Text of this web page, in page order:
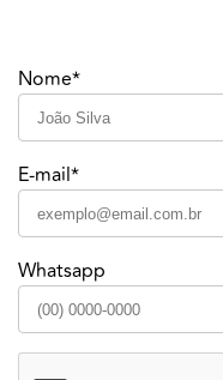
Nome*
E-mail*
Whatsapp